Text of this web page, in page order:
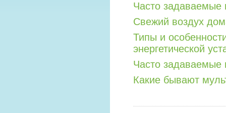
Часто задаваемые
Свежий воздух
Типы и
энергетической
Часто задаваемые
Какие бывают